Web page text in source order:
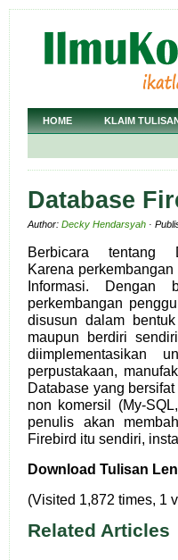
HOME KLAIM
Database
Author: Decky Hendarsyah ·
Berbicara tentang
Karena
Informasi. Dengan
perkembangan
disusun dalam
maupun berdiri
diimplementasikan
perpustakaan,
Database yang
non komersil (My-
penulis akan
Firebird itu sendiri,
Download Tulisan
(Visited 1,872 times, 1
Related Articles